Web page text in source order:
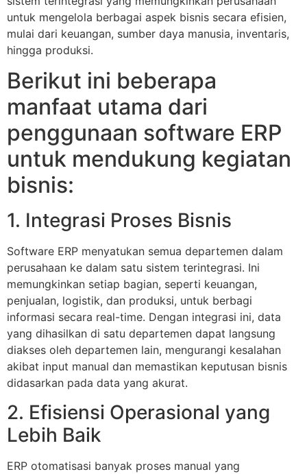
untuk mengelola berbagai aspek bisnis secara efisien,
mulai dari keuangan, sumber daya manusia, inventaris,
hingga produksi.
Berikut ini beberapa
manfaat utama dari
penggunaan software ERP
untuk mendukung kegiatan
bisnis:
1. Integrasi Proses Bisnis
Software ERP menyatukan semua departemen dalam
perusahaan ke dalam satu sistem terintegrasi. Ini
memungkinkan setiap bagian, seperti keuangan,
penjualan, logistik, dan produksi, untuk berbagi
informasi secara real-time. Dengan integrasi ini, data
yang dihasilkan di satu departemen dapat langsung
diakses oleh departemen lain, mengurangi kesalahan
akibat input manual dan memastikan keputusan bisnis
didasarkan pada data yang akurat.
2. Efisiensi Operasional yang
Lebih Baik
ERP otomatisasi banyak proses manual yang